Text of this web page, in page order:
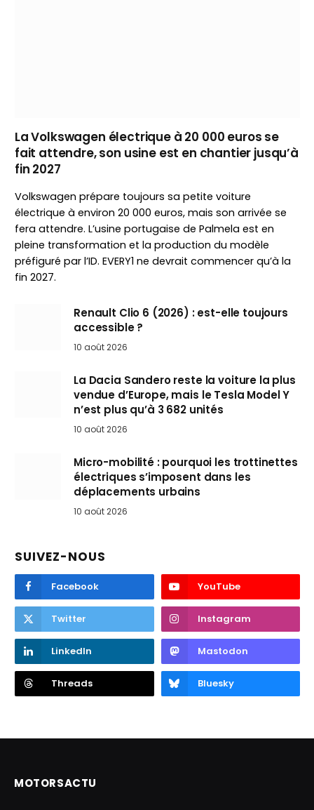
La Volkswagen électrique à 20 000 euros se
fait attendre, son usine est en chantier jusqu’à
fin 2027
Volkswagen prépare toujours sa petite voiture
électrique à environ 20 000 euros, mais son arrivée se
fera attendre. L’usine portugaise de Palmela est en
pleine transformation et la production du modèle
préfiguré par l’ID. EVERY1 ne devrait commencer qu’à la
fin 2027.
Renault Clio 6 (2026) : est-elle toujours
accessible ?
10 août 2026
La Dacia Sandero reste la voiture la plus
vendue d’Europe, mais le Tesla Model Y
n’est plus qu’à 3 682 unités
10 août 2026
Micro-mobilité : pourquoi les trottinettes
électriques s’imposent dans les
déplacements urbains
10 août 2026
SUIVEZ-NOUS
Facebook YouTube
Twitter Instagram
LinkedIn Mastodon
Threads Bluesky
MOTORSACTU